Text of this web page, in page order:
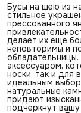
Бусы на шею из
стильное
прессованного
делает их еще
неповторимы и
аксессуаром,
носки, так и для
идеальным
натуральные
придают
подчеркнут